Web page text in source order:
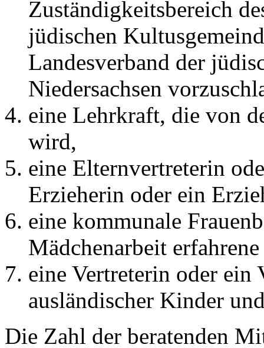
Zuständigkeitsbereich
jüdischen
Landesverband der
Niedersachsen
eine Lehrkraft, die von
wird,
eine Elternvertreterin
Erzieherin oder ein
eine kommunale
Mädchenarbeit
eine Vertreterin oder ein
ausländischer Kinder
Die Zahl der beratenden